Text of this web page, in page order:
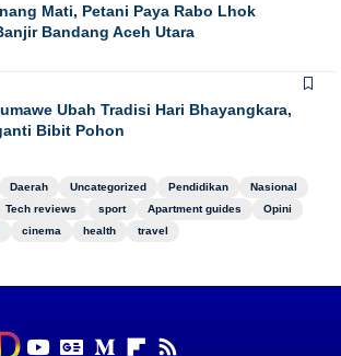
Mati, Petani Paya Rabo Lhok
Bandang Aceh Utara
Ubah Tradisi Hari Bhayangkara,
Bibit Pohon
Daerah Uncategorized Pendidikan
Nasional
Tech reviews sport Apartment guides
Opini
cinema health travel